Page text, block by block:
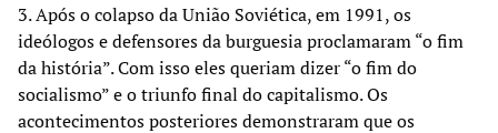
3. Após o colapso da União Soviética, em 1991, os
ideólogos e defensores da burguesia proclamaram “o fim
da história”. Com isso eles queriam dizer “o fim do
socialismo” e o triunfo final do capitalismo. Os
acontecimentos posteriores demonstraram que os